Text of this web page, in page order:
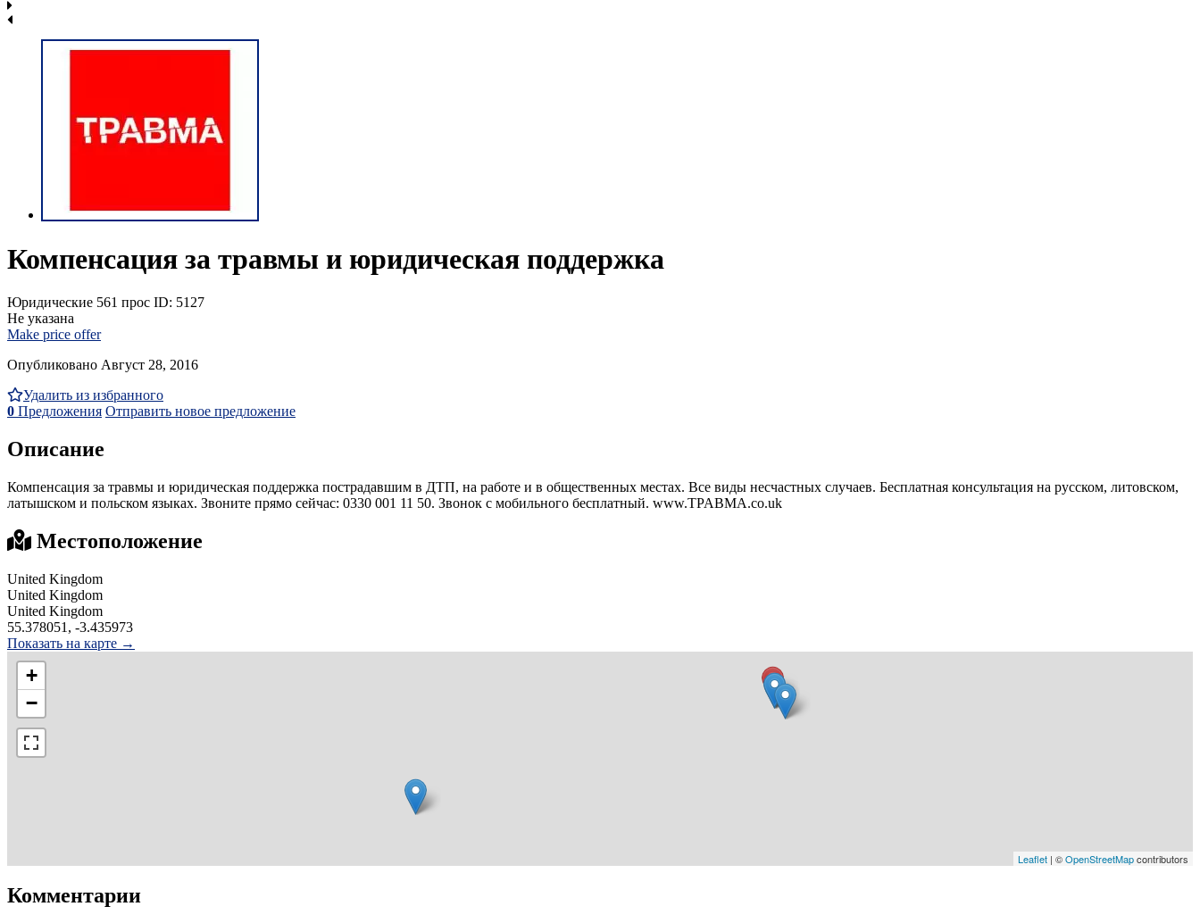
Компенсация за травмы и юридическая поддержка
Юридические 561 прос ID: 5127
Не указана
Make price offer
Опубликовано Август 28, 2016
Удалить из избранного
0 Предложения Отправить новое предложение
Описание
Компенсация за травмы и юридическая поддержка пострадавшим в ДТП, на работе и в общественных местах. Все виды несчастных случаев. Бесплатная консультация на русском, литовском,
латышском и польском языках. Звоните прямо сейчас: 0330 001 11 50. Звонок с мобильного бесплатный. www.TPABMA.co.uk
Местоположение
United Kingdom
United Kingdom
United Kingdom
55.378051, -3.435973
Показать на карте →
+
−
Leaflet | ©OpenStreetMapcontributors
Комментарии